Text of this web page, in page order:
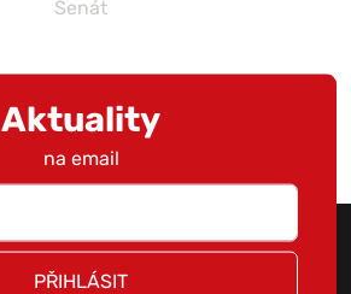
Parlament
Aktuality
na email
PŘIHLÁSIT